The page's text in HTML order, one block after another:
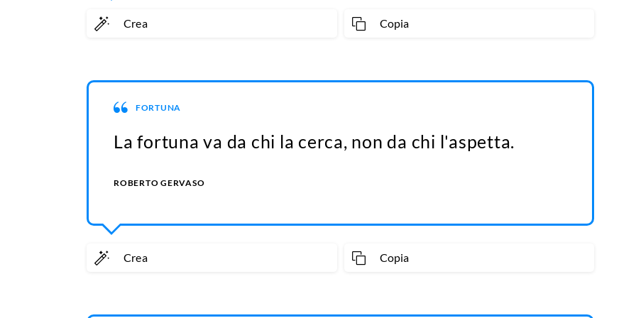
Crea Copia
FORTUNA
La fortuna va da chi la cerca, non da chi l'aspetta.
ROBERTO GERVASO
Crea Copia